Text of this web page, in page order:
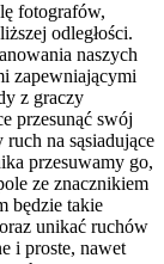
fotografów,
odległości.
naszych
zapewniającymi
z graczy
przesunąć swój
na sąsiadujące
przesuwamy go,
ze znacznikiem
będzie takie
unikać ruchów
i proste, nawet